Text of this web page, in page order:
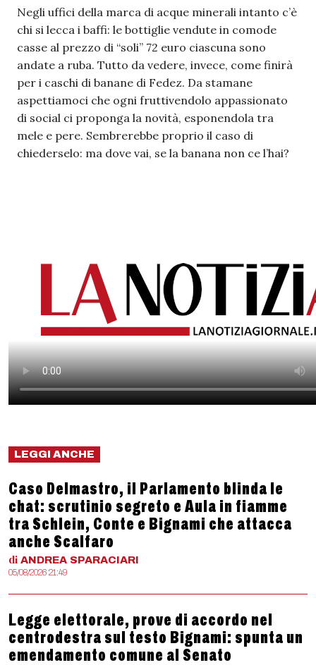
Negli uffici della marca di acque minerali intanto c’è
chi si lecca i baffi: le bottiglie vendute in comode
casse al prezzo di “soli” 72 euro ciascuna sono
andate a ruba. Tutto da vedere, invece, come finirà
per i caschi di banane di Fedez. Da stamane
aspettiamoci che ogni fruttivendolo appassionato
di social ci proponga la novità, esponendola tra
mele e pere. Sembrerebbe proprio il caso di
chiederselo: ma dove vai, se la banana non ce l’hai?
LEGGI ANCHE
Caso Delmastro, il Parlamento blinda le
chat: scrutinio segreto e Aula in fiamme
tra Schlein, Conte e Bignami che attacca
anche Scalfaro
di ANDREA SPARACIARI
05/08/2026 21:49
Legge elettorale, prove di accordo nel
centrodestra sul testo Bignami: spunta un
emendamento comune al Senato